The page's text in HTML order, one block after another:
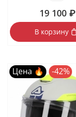
19 100 ₽
В корзину
Цена 🔥 -42%